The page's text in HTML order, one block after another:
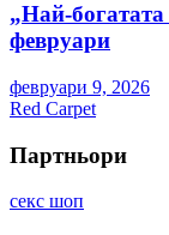
„Най-
февруари
февруари 9, 2026
Red Carpet
Партньори
секс шоп